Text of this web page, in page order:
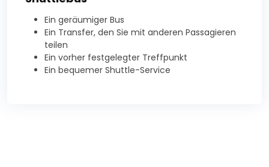
Ein geräumiger Bus
Ein Transfer, den Sie mit anderen Passagieren
teilen
Ein vorher festgelegter Treffpunkt
Ein bequemer Shuttle-Service